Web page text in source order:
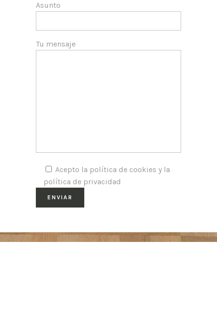
Asunto
Tu mensaje
Acepto la política de cookies y la
política de privacidad